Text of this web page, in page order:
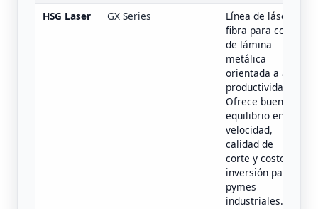
HSG Laser
GX Series
Línea de láser
fibra para corte
de lámina
metálica
orientada a alta
productividad.
Ofrece buen
equilibrio entre
velocidad,
calidad de
corte y costo de
inversión para
pymes
industriales.